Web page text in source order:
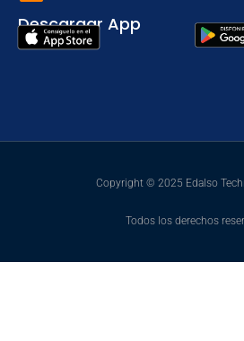
Descargar App
Copyright © 2025 Edalso
Todos los derechos